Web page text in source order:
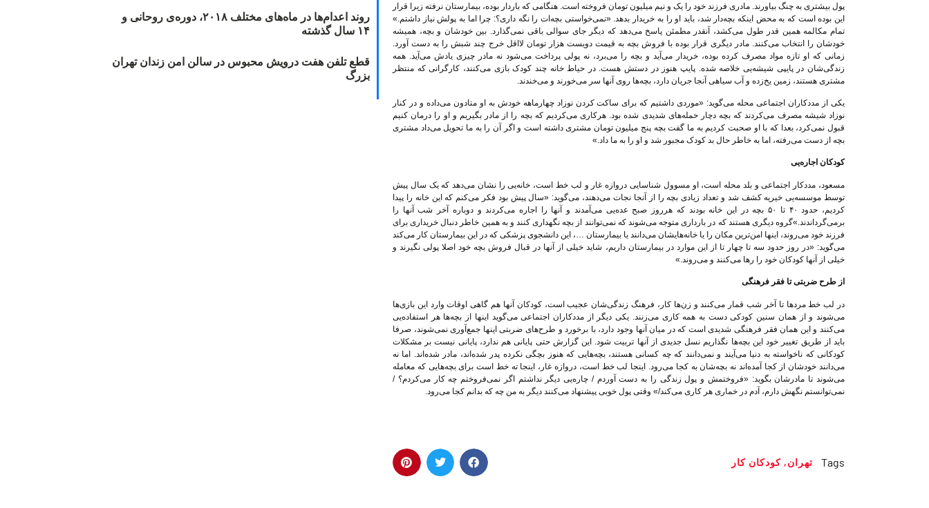
پول بیشتری به چنگ بیاورند. مادری فرزند خود را یک و نیم میلیون تومان فروخته است. هنگامی که باردار بوده، بیمارستان نرفته زیرا قرار
این بوده است که به محض اینکه بچه‌دار شد، باید او را به خریدار بدهد. «نمی‌خواستی بچه‌ات را نگه داری؟: چرا اما به پولش نیاز داشتم.»
تمام مکالمه همین قدر طول می‌کشد، آنقدر مطمئن پاسخ می‌دهد که دیگر جای سوالی باقی نمی‌گذارد. بین خودشان و بچه، همیشه
خودشان را انتخاب می‌کنند. مادر دیگری قرار بوده با فروش بچه به قیمت دویست هزار تومان لااقل خرج چند شبش را به دست آورد.
زمانی که او تازه مواد مصرف کرده بوده، خریدار می‌آید و بچه را می‌برد، نه پولی پرداخت می‌شود نه مادر چیزی یادش می‌آید. همه
زندگی‌شان در پایپی شیشه‌یی خلاصه شده. پایپ هنوز در دستش هست. در حیاط خانه چند کودک بازی می‌کنند، کارگرانی که منتظر
مشتری هستند، زمین یخ‌زده و آب سیاهی آنجا جریان دارد، بچه‌ها روی آنها سر می‌خورند و می‌خندند.
یکی از مددکاران اجتماعی محله می‌گوید: «موردی داشتیم که برای ساکت کردن نوزاد چهارماهه خودش به او متادون می‌داده و در کنار
نوزاد شیشه مصرف می‌کردند که بچه دچار حمله‌های شدیدی شده بود. هرکاری می‌کردیم که بچه را از مادر بگیریم و او را درمان کنیم
قبول نمی‌کرد، بعدا که با او صحبت کردیم به ما گفت بچه پنج میلیون تومان مشتری داشته است و اگر آن را به ما تحویل می‌داد مشتری
بچه از دست می‌رفته، اما به خاطر حال بد کودک مجبور شد و او را به ما داد.»
کودکان اجاره‌یی
مسعود، مددکار اجتماعی و بلد محله است، او مسوول شناسایی دروازه غار و لب خط است، خانه‌یی را نشان می‌دهد که یک سال پیش
توسط موسسه‌یی خیریه کشف شد و تعداد زیادی بچه را از آنجا نجات می‌دهند، می‌گوید: «سال پیش بود فکر می‌کنم که این خانه را پیدا
کردیم، حدود ۴۰ تا ۵۰ بچه در این خانه بودند که هرروز صبح عده‌یی می‌آمدند و آنها را اجاره می‌کردند و دوباره آخر شب آنها را
برمی‌گرداندند.»گروه دیگری هستند که در بارداری متوجه می‌شوند که نمی‌توانند از بچه نگهداری کنند و به همین خاطر دنبال خریداری برای
فرزند خود می‌روند، اینها امن‌ترین مکان را یا خانه‌هایشان می‌دانند یا بیمارستان …، این دانشجوی پزشکی که در این بیمارستان کار می‌کند
می‌گوید: «در روز حدود سه تا چهار تا از این موارد در بیمارستان داریم، شاید خیلی از آنها در قبال فروش بچه خود اصلا پولی نگیرند و
خیلی از آنها کودکان خود را رها می‌کنند و می‌روند.»
از طرح ضربتی تا فقر فرهنگی
در لب خط مردها تا آخر شب قمار می‌کنند و زن‌ها کار، فرهنگ زندگی‌شان عجیب است، کودکان آنها هم گاهی اوقات وارد این بازی‌ها
می‌شوند و از همان سنین کودکی دست به همه کاری می‌زنند. یکی دیگر از مددکاران اجتماعی می‌گوید اینها از بچه‌ها هر استفاده‌یی
می‌کنند و این همان فقر فرهنگی شدیدی است که در میان آنها وجود دارد، با برخورد و طرح‌های ضربتی اینها جمع‌آوری نمی‌شوند، صرفا
باید از طریق تغییر خود این بچه‌ها نگذاریم نسل جدیدی از آنها تربیت شود. این گزارش حتی پایانی هم ندارد، پایانی نیست بر مشکلات
کودکانی که ناخواسته به دنیا می‌آیند و نمی‌دانند که چه کسانی هستند، بچه‌هایی که هنوز بچگی نکرده پدر شده‌اند، مادر شده‌اند. اما نه
می‌دانند خودشان از کجا آمده‌اند نه بچه‌شان به کجا می‌رود. اینجا لب خط است، دروازه غار، اینجا ته خط است برای بچه‌هایی که معامله
می‌شوند تا مادرشان بگوید: «فروختمش و پول زندگی را به دست آوردم / چاره‌یی دیگر نداشتم اگر نمی‌فروختم چه کار می‌کردم؟ /
نمی‌توانستم نگهش دارم، آدم در خماری هر کاری می‌کند/» وقتی پول خوبی پیشنهاد می‌کنند دیگر به من چه که بدانم کجا می‌رود.
Tags تهران, کودکان کار
روند اعدام‌ها در ماه‌های مختلف ۲۰۱۸، دوره‌ی روحانی و
۱۴ سال گذشته
قطع تلفن هفت درویش محبوس در سالن امن زندان تهران
بزرگ